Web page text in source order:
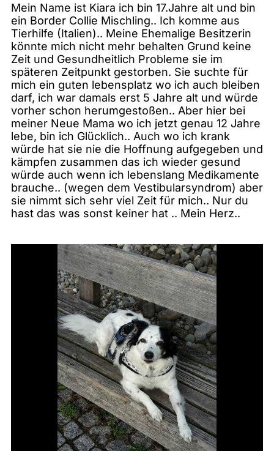
Mein Name ist Kiara ich bin 17.Jahre alt und bin
ein Border Collie Mischling.. Ich komme aus
Tierhilfe (Italien).. Meine Ehemalige Besitzerin
könnte mich nicht mehr behalten Grund keine
Zeit und Gesundheitlich Probleme sie im
späteren Zeitpunkt gestorben. Sie suchte für
mich ein guten lebensplatz wo ich auch bleiben
darf, ich war damals erst 5 Jahre alt und würde
vorher schon herumgestoßen.. Aber hier bei
meiner Neue Mama wo ich jetzt genau 12 Jahre
lebe, bin ich Glücklich.. Auch wo ich krank
würde hat sie nie die Hoffnung aufgegeben und
kämpfen zusammen das ich wieder gesund
würde auch wenn ich lebenslang Medikamente
brauche.. (wegen dem Vestibularsyndrom) aber
sie nimmt sich sehr viel Zeit für mich.. Nur du
hast das was sonst keiner hat .. Mein Herz..